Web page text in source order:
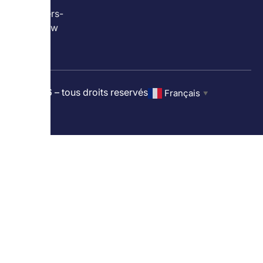
Pieters-
Leeuw
© 2026 – tous droits reservés Français ▼